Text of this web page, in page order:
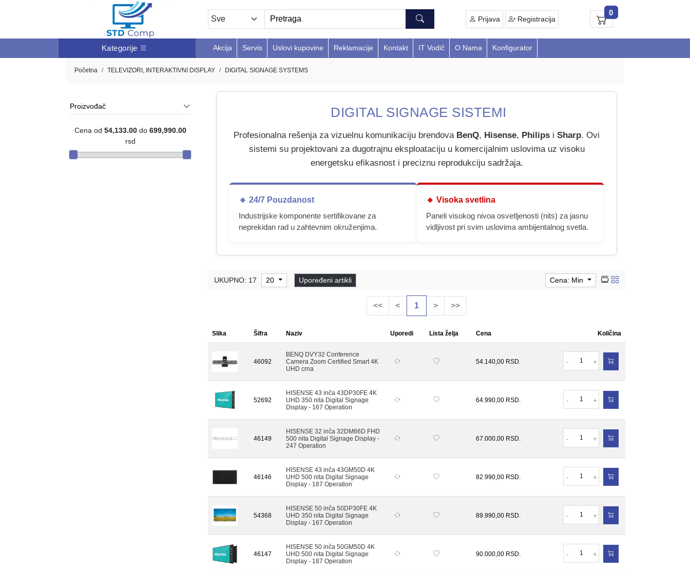
Prijava Registracija
0
Kategorije Akcija Servis Uslovi kupovine Reklamacije Kontakt IT Vodič O Nama Konfigurator
Početna TELEVIZORI, INTERAKTIVNI DISPLAY DIGITAL SIGNAGE SYSTEMS
Proizvođač
Cena od 54,133.00do 699,990.00
rsd
DIGITAL SIGNAGE SISTEMI
Profesionalna rešenja za vizuelnu komunikaciju brendova BenQ, Hisense, Philips i Sharp. Ovi
sistemi su projektovani za dugotrajnu eksploataciju u komercijalnim uslovima uz visoku
energetsku efikasnost i preciznu reprodukciju sadržaja.
🔹 24/7 Pouzdanost
Industrijske komponente sertifikovane za
neprekidan rad u zahtevnim okruženjima.
🔹 Visoka svetlina
Paneli visokog nivoa osvetljenosti (nits) za jasnu
vidljivost pri svim uslovima ambijentalnog svetla.
UKUPNO: 17 20 Upoređeni artikli Cena: Min
<< < 1 > >>
Slika Šifra Naziv Uporedi Lista želja Cena Količina
46092
BENQ DVY32 Conference
Camera Zoom Certified Smart 4K
UHD crna
54.140,00 RSD. - +
52692
HISENSE 43 inča 43DP30FE 4K
UHD 350 nita Digital Signage
Display - 167 Operation
64.990,00 RSD. - +
46149
HISENSE 32 inča 32DM66D FHD
500 nita Digital Signage Display -
247 Operation
67.000,00 RSD. - +
46146
HISENSE 43 inča 43GM50D 4K
UHD 500 nita Digital Signage
Display - 187 Operation
82.990,00 RSD. - +
54368
HISENSE 50 inča 50DP30FE 4K
UHD 350 nita Digital Signage
Display - 167 Operation
89.990,00 RSD. - +
46147
HISENSE 50 inča 50GM50D 4K
UHD 500 nita Digital Signage
Display - 187 Operation
90.000,00 RSD. - +